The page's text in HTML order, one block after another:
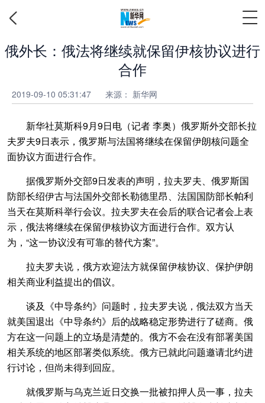
俄外长：俄法将继续就保留伊核协议进行
合作
2019-09-10 05:31:47 来源： 新华网
新华社莫斯科9月9日电（记者 李奥）俄罗斯外交部长拉
夫罗夫9日表示，俄罗斯与法国将继续在保留伊朗核问题全
面协议方面进行合作。
据俄罗斯外交部9日发表的声明，拉夫罗夫、俄罗斯国
防部长绍伊古与法国外交部长勒德里昂、法国国防部长帕利
当天在莫斯科举行会议。拉夫罗夫在会后的联合记者会上表
示，俄法将继续在保留伊核协议方面进行合作。双方认
为，“这一协议没有可靠的替代方案”。
拉夫罗夫说，俄方欢迎法方就保留伊核协议、保护伊朗
相关商业利益提出的倡议。
谈及《中导条约》问题时，拉夫罗夫说，俄法双方当天
就美国退出《中导条约》后的战略稳定形势进行了磋商。俄
方在这一问题上的立场是清楚的。俄方不会在没有部署美国
相关系统的地区部署类似系统。俄方已就此问题邀请北约进
行讨论，但尚未得到回应。
就俄罗斯与乌克兰近日交换一批被扣押人员一事，拉夫